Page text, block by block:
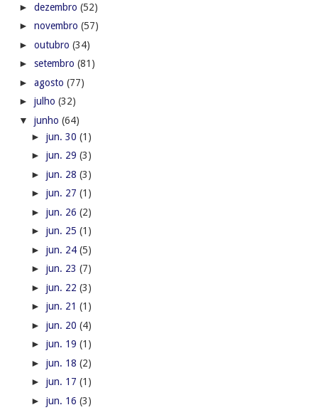
► dezembro (52)
► novembro (57)
► outubro (34)
► setembro (81)
► agosto (77)
► julho (32)
▼ junho (64)
► jun. 30 (1)
► jun. 29 (3)
► jun. 28 (3)
► jun. 27 (1)
► jun. 26 (2)
► jun. 25 (1)
► jun. 24 (5)
► jun. 23 (7)
► jun. 22 (3)
► jun. 21 (1)
► jun. 20 (4)
► jun. 19 (1)
► jun. 18 (2)
► jun. 17 (1)
► jun. 16 (3)